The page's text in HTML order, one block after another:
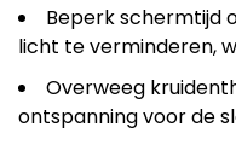
Beperk schermtijd
licht te verminderen,
Overweeg
ontspanning voor de